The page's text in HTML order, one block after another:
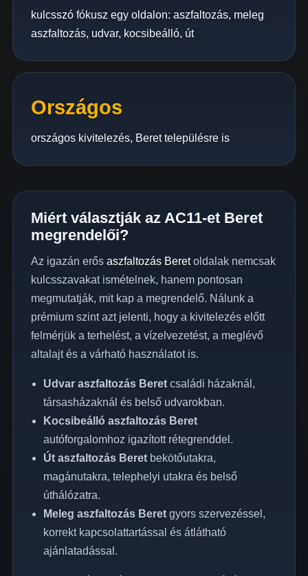
kulcsszó fókusz egy oldalon: aszfaltozás, meleg
aszfaltozás, udvar, kocsibeálló, út
Országos
országos kivitelezés, Beret településre is
Miért választják az AC11-et Beret
megrendelői?
Az igazán erős aszfaltozás Beretoldalak nemcsak
kulcsszavakat ismételnek, hanem pontosan
megmutatják, mit kap a megrendelő. Nálunk a
prémium szint azt jelenti, hogy a kivitelezés előtt
felmérjük a terhelést, a vízelvezetést, a meglévő
altalajt és a várható használatot is.
Udvar aszfaltozás Beretcsaládi házaknál,
társasházaknál és belső udvarokban.
Kocsibeálló aszfaltozás Beret
autóforgalomhoz igazított rétegrenddel.
Út aszfaltozás Beretbekötőutakra,
magánutakra, telephelyi utakra és belső
úthálózatra.
Meleg aszfaltozás Beretgyors szervezéssel,
korrekt kapcsolattartással és átlátható
ajánlatadással.